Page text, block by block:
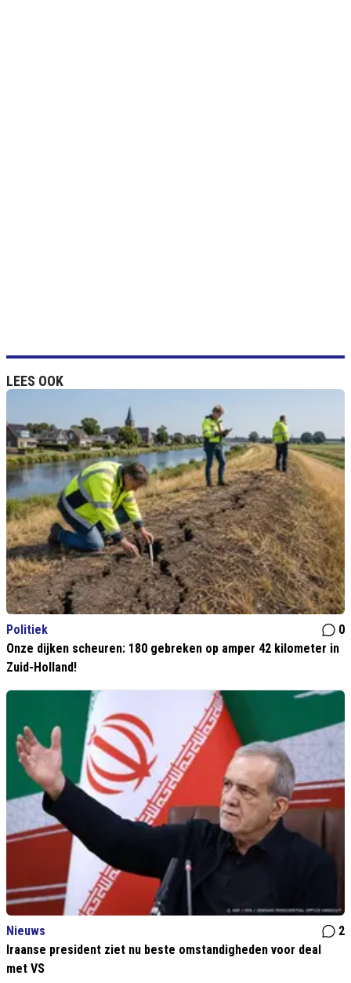
LEES OOK
Politiek
0
Onze dijken scheuren: 180 gebreken op amper 42 kilometer in
Zuid-Holland!
Nieuws
2
Iraanse president ziet nu beste omstandigheden voor deal
met VS